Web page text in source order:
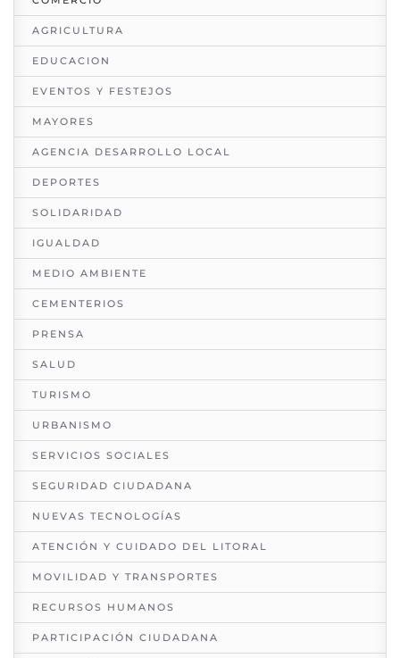
AGRICULTURA
EDUCACION
EVENTOS Y FESTEJOS
MAYORES
AGENCIA DESARROLLO LOCAL
DEPORTES
SOLIDARIDAD
IGUALDAD
MEDIO AMBIENTE
CEMENTERIOS
PRENSA
SALUD
TURISMO
URBANISMO
SERVICIOS SOCIALES
SEGURIDAD CIUDADANA
NUEVAS TECNOLOGÍAS
ATENCIÓN Y CUIDADO DEL LITORAL
MOVILIDAD Y TRANSPORTES
RECURSOS HUMANOS
PARTICIPACIÓN CIUDADANA